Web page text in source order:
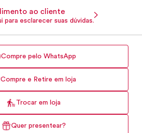
ao cliente
para esclarecer suas dúvidas.
Compre pelo WhatsApp
Compre e Retire em loja
Trocar em loja
Quer presentear?